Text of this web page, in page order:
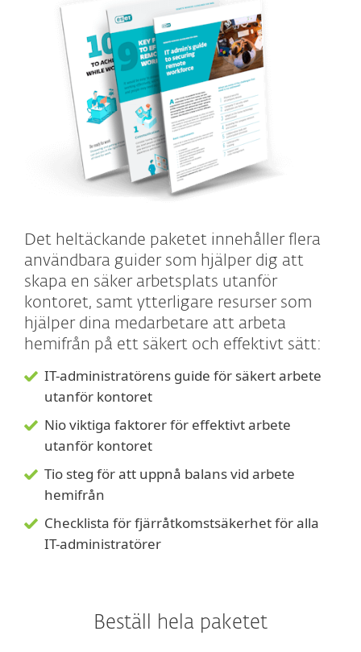
Det heltäckande paketet innehåller flera
användbara guider som hjälper dig att
skapa en säker arbetsplats utanför
kontoret, samt ytterligare resurser som
hjälper dina medarbetare att arbeta
hemifrån på ett säkert och effektivt sätt:
IT-administratörens guide för säkert arbete
utanför kontoret
Nio viktiga faktorer för effektivt arbete
utanför kontoret
Tio steg för att uppnå balans vid arbete
hemifrån
Checklista för fjärråtkomstsäkerhet för alla
IT-administratörer
Beställ hela paketet